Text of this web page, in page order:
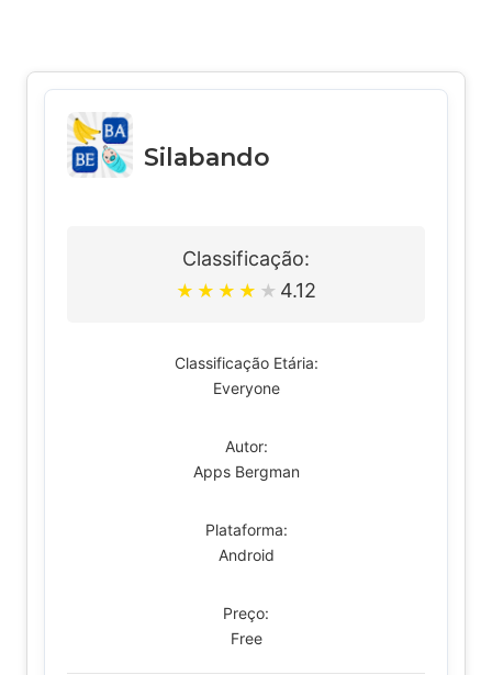
Silabando
Classificação:
★ ★ ★ ★ ★ 4.12
Classificação Etária:
Everyone
Autor:
Apps Bergman
Plataforma:
Android
Preço:
Free